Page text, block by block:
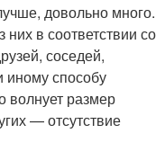
довольно много.
в соответствии со
соседей,
иному способу
волнует размер
— отсутствие